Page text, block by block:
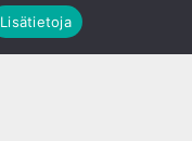
Lisätietoja